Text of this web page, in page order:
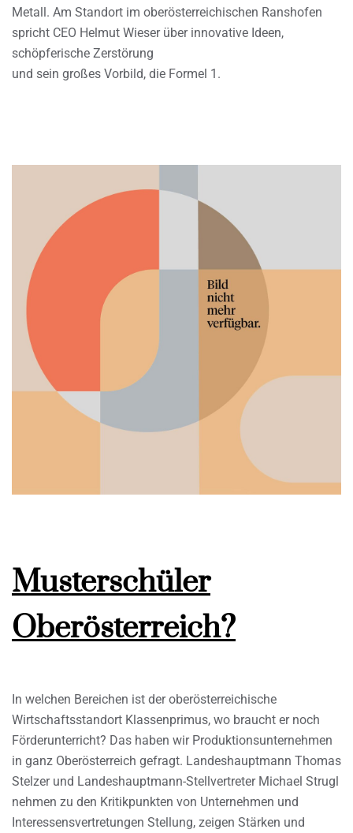
Metall. Am Standort im oberösterreichischen Ranshofen
spricht CEO Helmut Wieser über innovative Ideen,
schöpferische Zerstörung
und sein großes Vorbild, die Formel 1.
Musterschüler
Oberösterreich?
In welchen Bereichen ist der oberösterreichische
Wirtschaftsstandort Klassenprimus, wo braucht er noch
Förderunterricht? Das haben wir Produktionsunternehmen
in ganz Oberösterreich gefragt. Landeshauptmann Thomas
Stelzer und Landeshauptmann-Stellvertreter Michael Strugl
nehmen zu den Kritikpunkten von Unternehmen und
Interessensvertretungen Stellung, zeigen Stärken und